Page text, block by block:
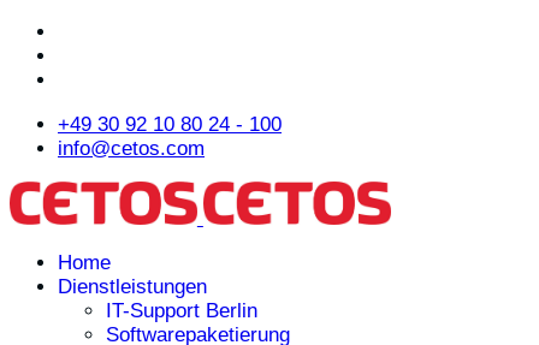
+49 30 92 10 80 24 - 100
info@cetos.com
Home
Dienstleistungen
IT-Support Berlin
Softwarepaketierung